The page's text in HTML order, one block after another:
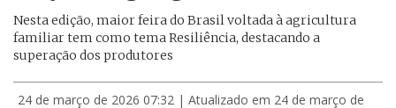
Nesta edição, maior feira do Brasil voltada à agricultura
familiar tem como tema Resiliência, destacando a
superação dos produtores
24 de março de 2026 07:32 | Atualizado em 24 de março de